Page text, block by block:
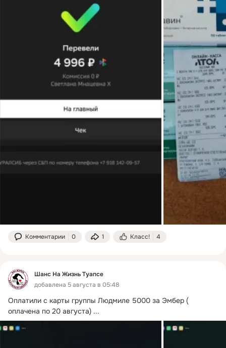
Комментарии 0 1 Класс! 4
Шанс На Жизнь Туапсе
добавлена 5 августа в 05:48
Оплатили с карты группы Людмиле 5000 за Эмбер (
оплачена по 20 августа) ...